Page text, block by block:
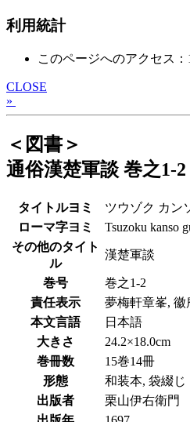
利用統計
このページへのアクセス：
CLOSE
»
＜図書＞
通俗漢楚軍談 巻之1-2
タイトルヨミ
ツウゾク カン
ローマ字ヨミ
Tsuzoku kanso
その他のタイト
ル
漢楚軍談
巻号
巻之1-2
責任表示
夢梅軒章峯, 徽
本文言語
日本語
大きさ
24.2×18.0cm
巻冊数
15巻14冊
形態
和装本, 袋綴じ
出版者
栗山伊右衛門